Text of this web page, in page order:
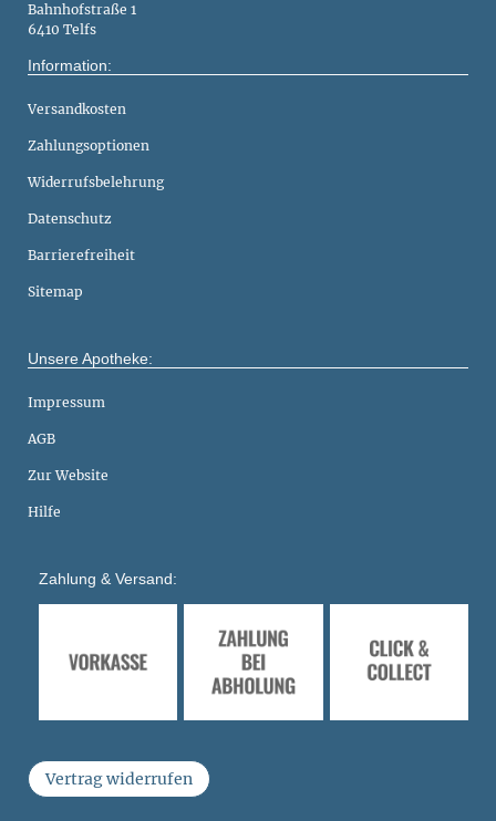
Bahnhofstraße 1
6410 Telfs
Information:
Versandkosten
Zahlungsoptionen
Widerrufsbelehrung
Datenschutz
Barrierefreiheit
Sitemap
Unsere Apotheke:
Impressum
AGB
Zur Website
Hilfe
Zahlung & Versand:
Vertrag widerrufen